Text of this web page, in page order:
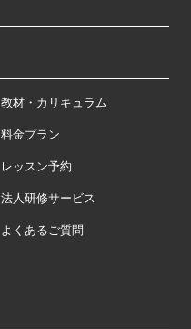
教材・カリキュラム
料金プラン
レッスン予約
法人研修サービス
よくあるご質問